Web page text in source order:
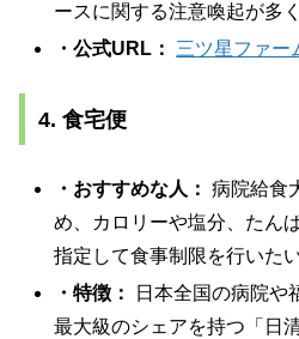
ースに関する注意喚起が多
・公式URL： 三ツ星ファー
4. 食宅便
・おすすめな人： 病院給食
め、カロリーや塩分、たん
指定して食事制限を行いたい
・特徴：
日本全国の病院や
最大級のシェアを持つ「日